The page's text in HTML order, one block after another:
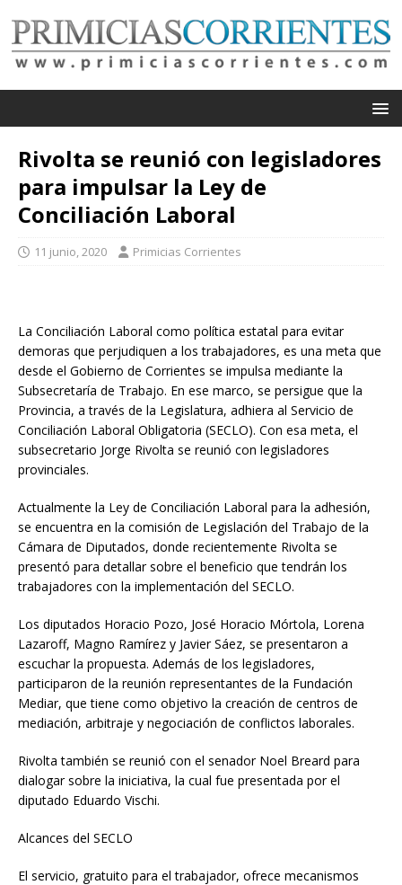
Rivolta se reunió con legisladores
para impulsar la Ley de
Conciliación Laboral
11 junio, 2020 Primicias Corrientes
La Conciliación Laboral como política estatal para evitar
demoras que perjudiquen a los trabajadores, es una meta que
desde el Gobierno de Corrientes se impulsa mediante la
Subsecretaría de Trabajo. En ese marco, se persigue que la
Provincia, a través de la Legislatura, adhiera al Servicio de
Conciliación Laboral Obligatoria (SECLO). Con esa meta, el
subsecretario Jorge Rivolta se reunió con legisladores
provinciales.
Actualmente la Ley de Conciliación Laboral para la adhesión,
se encuentra en la comisión de Legislación del Trabajo de la
Cámara de Diputados, donde recientemente Rivolta se
presentó para detallar sobre el beneficio que tendrán los
trabajadores con la implementación del SECLO.
Los diputados Horacio Pozo, José Horacio Mórtola, Lorena
Lazaroff, Magno Ramírez y Javier Sáez, se presentaron a
escuchar la propuesta. Además de los legisladores,
participaron de la reunión representantes de la Fundación
Mediar, que tiene como objetivo la creación de centros de
mediación, arbitraje y negociación de conflictos laborales.
Rivolta también se reunió con el senador Noel Breard para
dialogar sobre la iniciativa, la cual fue presentada por el
diputado Eduardo Vischi.
Alcances del SECLO
El servicio, gratuito para el trabajador, ofrece mecanismos